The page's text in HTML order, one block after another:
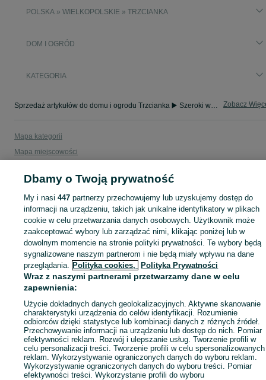
POLSKA » WIELKOPOLSKIE » TRZCIANKA
DOM I OGRÓD
KATEGORIA
Sprzedaż artykułów do domu i ogrodu Trzcianka ▶️ Szeroki wybór modeli i materiałów ✅ Nowe i używane w atrakcyjnych cenach ☝ Sprawdź oferty na OLX.pl! Zobacz
Mapa kategorii
Mapa miejscowości
Popularne wyszukiwania
Dbamy o Twoją prywatność
My i nasi447 partnerzy przechowujemy lub uzyskujemy dostęp do
informacji na urządzeniu, takich jak unikalne identyfikatory w plikach
cookie w celu przetwarzania danych osobowych. Użytkownik może
zaakceptować wybory lub zarządzać nimi, klikając poniżej lub w
dowolnym momencie na stronie polityki prywatności. Te wybory będą
sygnalizowane naszym partnerom i nie będą miały wpływu na dane
przeglądania. Polityka cookies, Polityka Prywatności
Wraz z naszymi partnerami przetwarzamy dane w celu
zapewnienia:
Użycie dokładnych danych geolokalizacyjnych. Aktywne skanowanie
charakterystyki urządzenia do celów identyfikacji. Rozumienie
odbiorców dzięki statystyce lub kombinacji danych z różnych źródeł.
Przechowywanie informacji na urządzeniu lub dostęp do nich. Pomiar
efektywności reklam. Rozwój i ulepszanie usług. Tworzenie profili w
celu personalizacji treści. Tworzenie profili w celu spersonalizowanych
reklam. Wykorzystywanie ograniczonych danych do wyboru reklam.
Wykorzystywanie ograniczonych danych do wyboru treści. Pomiar
efektywności treści. Wykorzystanie profili do wyboru